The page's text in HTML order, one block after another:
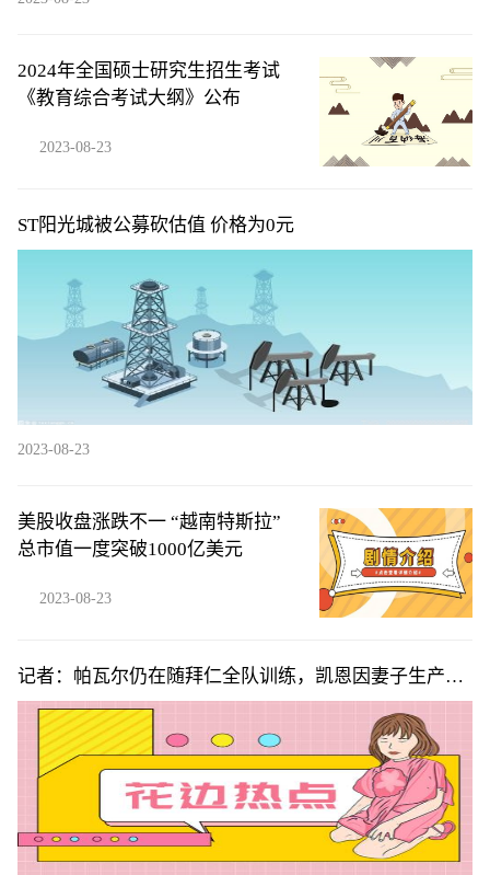
2024年全国硕士研究生招生考试
《教育综合考试大纲》公布
2023-08-23
ST阳光城被公募砍估值 价格为0元
2023-08-23
美股收盘涨跌不一 “越南特斯拉”
总市值一度突破1000亿美元
2023-08-23
记者：帕瓦尔仍在随拜仁全队训练，凯恩因妻子生产而
尚未归队